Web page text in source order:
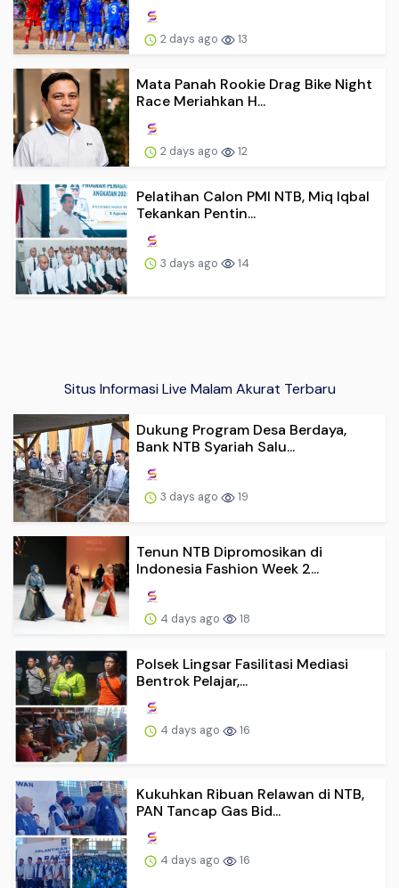
2 days ago 13
Mata Panah Rookie Drag Bike Night
Race Meriahkan H...
2 days ago 12
Pelatihan Calon PMI NTB, Miq Iqbal
Tekankan Pentin...
3 days ago 14
Situs Informasi Live Malam Akurat Terbaru
Dukung Program Desa Berdaya,
Bank NTB Syariah Salu...
3 days ago 19
Tenun NTB Dipromosikan di
Indonesia Fashion Week 2...
4 days ago 18
Polsek Lingsar Fasilitasi Mediasi
Bentrok Pelajar,...
4 days ago 16
Kukuhkan Ribuan Relawan di NTB,
PAN Tancap Gas Bid...
4 days ago 16